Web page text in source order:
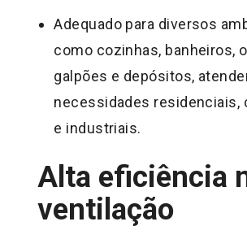
Adequado para diversos
como cozinhas, banheiros,
galpões e depósitos,
necessidades residenciais,
e industriais.
Alta eficiência
ventilação